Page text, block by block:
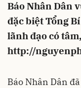
Báo Nhân Dân
đặc biệt Tổng
lãnh đạo có
http://
Báo Nhân Dân